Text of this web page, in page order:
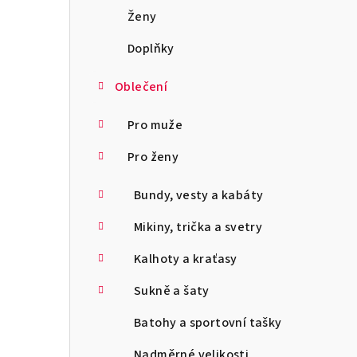
Ženy
Doplňky
Oblečení
Pro muže
Pro ženy
Bundy, vesty a kabáty
Mikiny, trička a svetry
Kalhoty a kraťasy
Sukně a šaty
Batohy a sportovní tašky